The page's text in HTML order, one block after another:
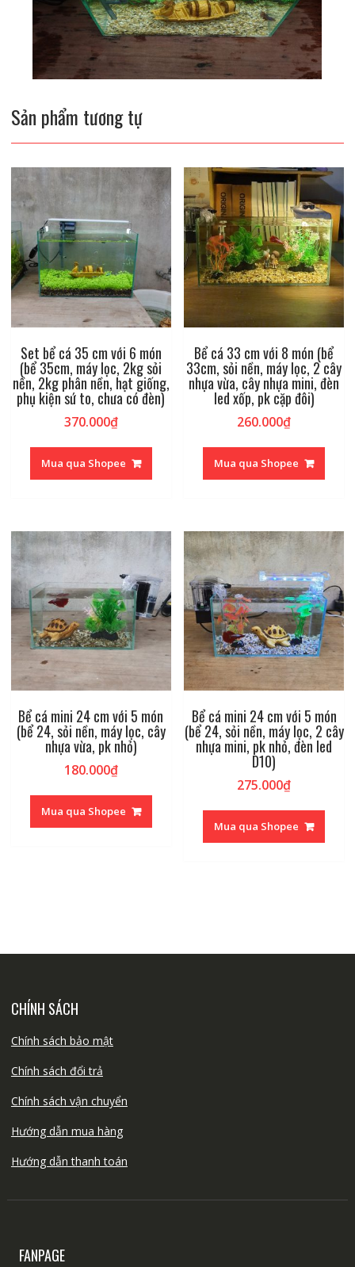
Sản phẩm tương tự
Set bể cá 35 cm với 6 món
(bể 35cm, máy lọc, 2kg sỏi
nền, 2kg phân nền, hạt giống,
phụ kiện sứ to, chưa có đèn)
370.000₫
Mua qua Shopee
Bể cá 33 cm với 8 món (bể
33cm, sỏi nền, máy lọc, 2 cây
nhựa vừa, cây nhựa mini, đèn
led xốp, pk cặp đôi)
260.000₫
Mua qua Shopee
Bể cá mini 24 cm với 5 món
(bể 24, sỏi nền, máy lọc, cây
nhựa vừa, pk nhỏ)
180.000₫
Mua qua Shopee
Bể cá mini 24 cm với 5 món
(bể 24, sỏi nền, máy lọc, 2 cây
nhựa mini, pk nhỏ, đèn led
D10)
275.000₫
Mua qua Shopee
CHÍNH SÁCH
Chính sách bảo mật
Chính sách đổi trả
Chính sách vận chuyển
Hướng dẫn mua hàng
Hướng dẫn thanh toán
FANPAGE